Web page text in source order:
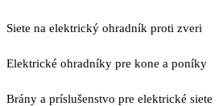
Siete na elektrický ohradník proti zveri
Elektrické ohradníky pre kone a poníky
Brány a príslušenstvo pre elektrické siete